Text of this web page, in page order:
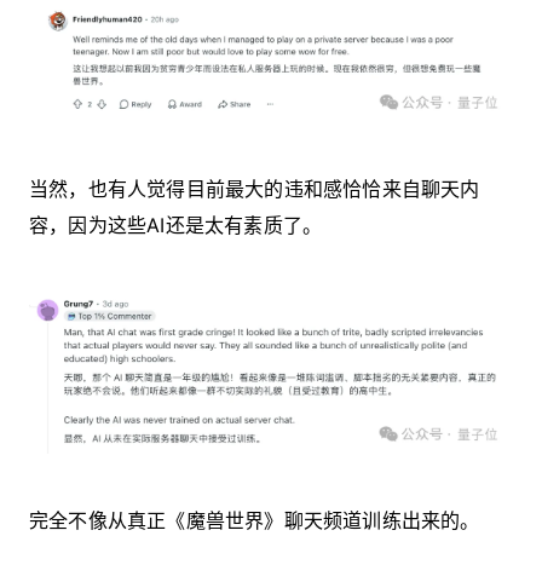
当然，也有人觉得目前最大的违和感恰恰来自聊天内
容，因为这些AI还是太有素质了。
完全不像从真正《魔兽世界》聊天频道训练出来的。